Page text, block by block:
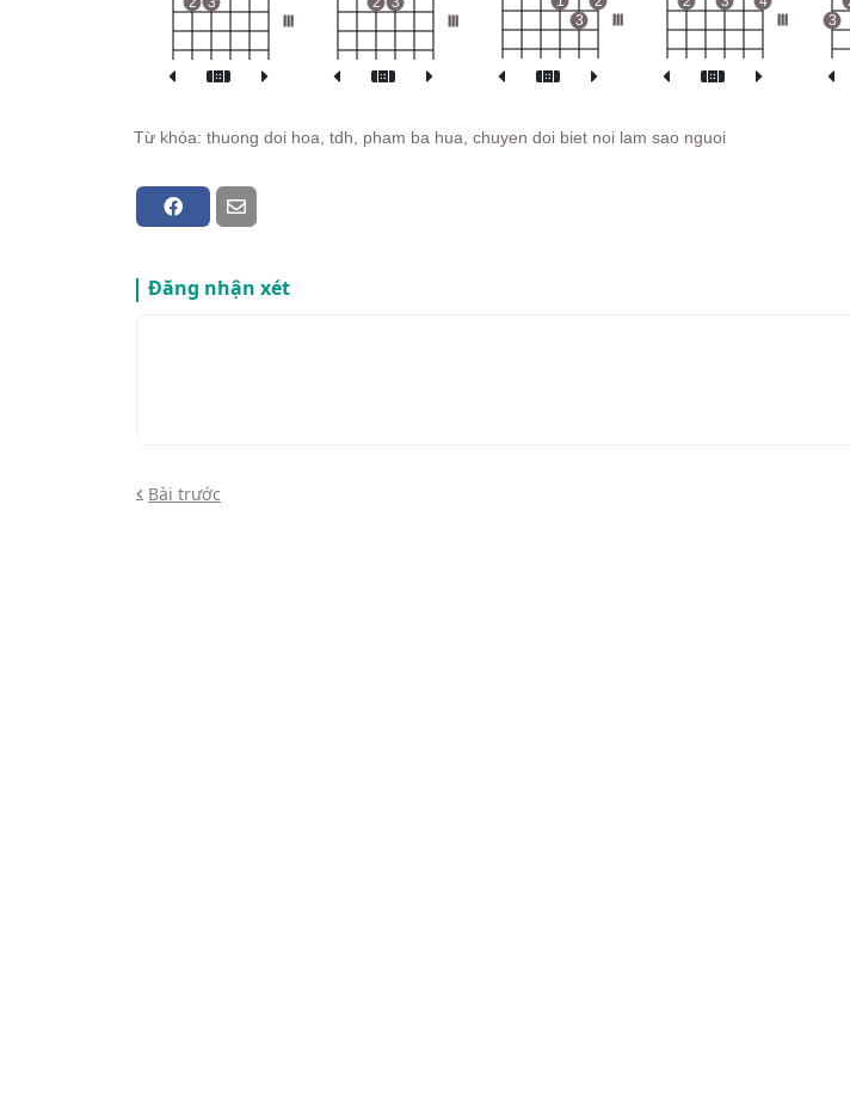
3
3
Từ khóa: thuong doi hoa, tdh, pham ba hua, chuyen doi biet noi lam sao nguoi
Đăng nhận xét
Bài trước